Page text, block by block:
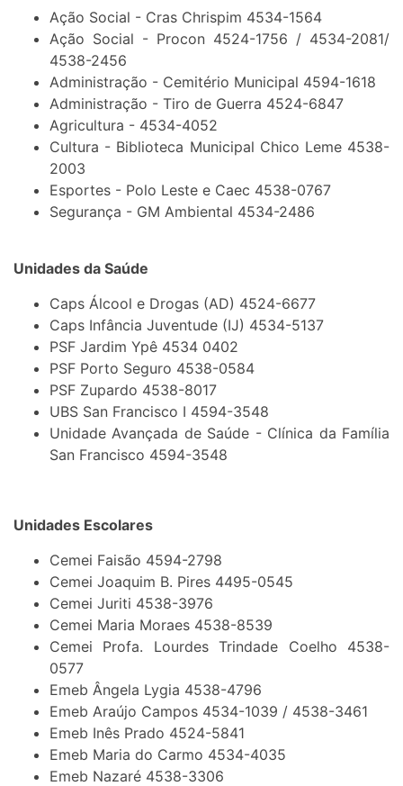
Ação Social - Cras Chrispim 4534-1564
Ação Social - Procon 4524-1756 / 4534-2081/
4538-2456
Administração - Cemitério Municipal 4594-1618
Administração - Tiro de Guerra 4524-6847
Agricultura - 4534-4052
Cultura - Biblioteca Municipal Chico Leme 4538-
2003
Esportes - Polo Leste e Caec 4538-0767
Segurança - GM Ambiental 4534-2486
Unidades da Saúde
Caps Álcool e Drogas (AD) 4524-6677
Caps Infância Juventude (IJ) 4534-5137
PSF Jardim Ypê 4534 0402
PSF Porto Seguro 4538-0584
PSF Zupardo 4538-8017
UBS San Francisco I 4594-3548
Unidade Avançada de Saúde - Clínica da Família
San Francisco 4594-3548
Unidades Escolares
Cemei Faisão 4594-2798
Cemei Joaquim B. Pires 4495-0545
Cemei Juriti 4538-3976
Cemei Maria Moraes 4538-8539
Cemei Profa. Lourdes Trindade Coelho 4538-
0577
Emeb Ângela Lygia 4538-4796
Emeb Araújo Campos 4534-1039 / 4538-3461
Emeb Inês Prado 4524-5841
Emeb Maria do Carmo 4534-4035
Emeb Nazaré 4538-3306